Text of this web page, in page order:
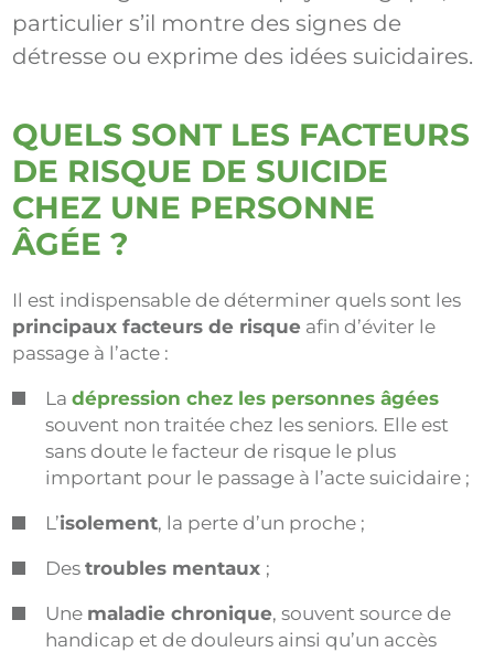
particulier s’il montre des signes de
détresse ou exprime des idées suicidaires.
QUELS SONT LES FACTEURS
DE RISQUE DE SUICIDE
CHEZ UNE PERSONNE
ÂGÉE ?
Il est indispensable de déterminer quels sont les
principaux facteurs de risque afin d’éviter le
passage à l’acte :
Ladépression chez les personnes âgées
souvent non traitée chez les seniors. Elle est
sans doute le facteur de risque le plus
important pour le passage à l’acte suicidaire ;
L’isolement, la perte d’un proche ;
Destroubles mentaux ;
Une maladie chronique, souvent source de
handicap et de douleurs ainsi qu’un accès